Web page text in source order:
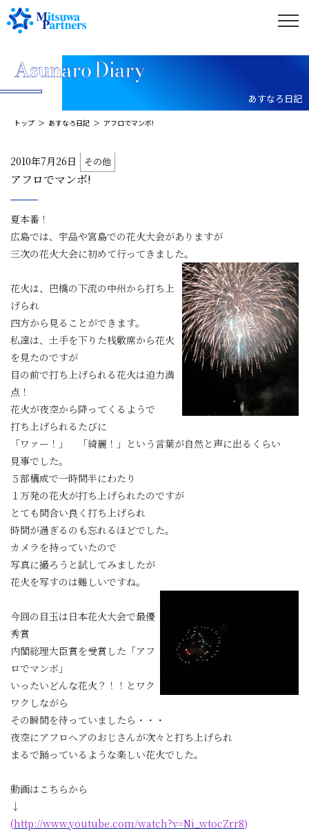
あすなろ日記
トップ あすなろ日記 アフロでマンボ!
2010年7月26日 その他
アフロでマンボ!
夏本番！
広島では、宇品や宮島での花火大会がありますが
三次の花火大会に初めて行ってきました。
花火は、巴橋の下流の中州から打ち上
げられ
四方から見ることができます。
私達は、土手を下りた桟敷席から花火
を見たのですが
目の前で打ち上げられる花火は迫力満
点！
花火が夜空から降ってくるようで
打ち上げられるたびに
「ワァー！」 「綺麗！」という言葉が自然と声に出るくらい
見事でした。
５部構成で一時間半にわたり
１万発の花火が打ち上げられたのですが
とても間合い良く打ち上げられ
時間が過ぎるのも忘れるほどでした。
カメラを持っていたので
写真に撮ろうと試してみましたが
花火を写すのは難しいですね。
今回の目玉は日本花火大会で最優
秀賞
内閣総理大臣賞を受賞した「アフ
ロでマンボ」
いったいどんな花火？！！とワク
ワクしながら
その瞬間を待っていましたら・・・
夜空にアフロヘアのおじさんが次々と打ち上げられ
まるで踊っているような楽しい花火でした。
動画はこちらから
↓
(http://www.youtube.com/watch?v=Ni_wtocZrr8)